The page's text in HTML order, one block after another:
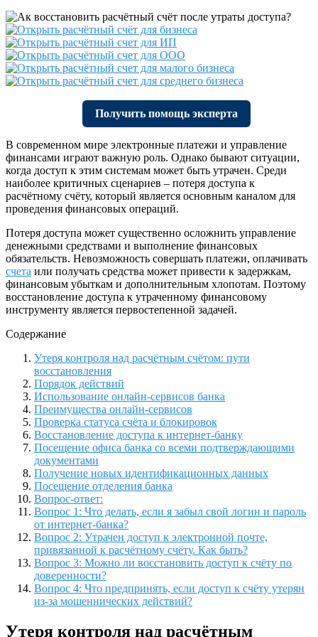
Получить помощь эксперта
В современном мире электронные платежи и управление
финансами играют важную роль. Однако бывают ситуации,
когда доступ к этим системам может быть утрачен. Среди
наиболее критичных сценариев – потеря доступа к
расчётному счёту, который является основным каналом для
проведения финансовых операций.
Потеря доступа может существенно осложнить управление
денежными средствами и выполнение финансовых
обязательств. Невозможность совершать платежи, оплачивать
счета или получать средства может привести к задержкам,
финансовым убыткам и дополнительным хлопотам. Поэтому
восстановление доступа к утраченному финансовому
инструменту является первостепенной задачей.
Содержание
Утеря контроля над расчётным счётом: пути
восстановления
Порядок действий
Использование онлайн-сервисов банка
Преимущества онлайн-сервисов
Проверка статуса счёта и блокировок
Восстановление доступа к интернет-банку
Посещение офиса банка со всеми подтверждающими
документами
Получение новых идентификационных данных
Посещение отделения банка
Вопрос-ответ:
Вопрос 1: Что делать, если я забыл свой логин и пароль
от интернет-банка?
Вопрос 2: Утрачен доступ к электронной почте,
привязанной к расчётному счёту. Как быть?
Вопрос 3: Можно ли восстановить доступ к счёту по
доверенности?
Вопрос 4: Что предпринять, если доступ к счёту утерян
из-за мошеннических действий?
Утеря контроля над расчётным